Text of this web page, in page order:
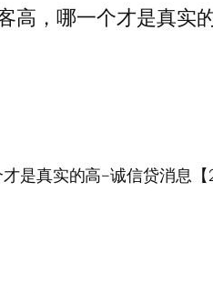
，哪一个才是真实
真实的高–诚信贷消息【